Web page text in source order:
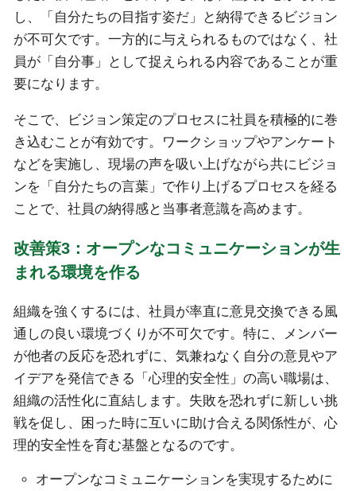
し、「自分たちの目指す姿だ」と納得できるビジョン
が不可欠です。一方的に与えられるものではなく、社
員が「自分事」として捉えられる内容であることが重
要になります。
そこで、ビジョン策定のプロセスに社員を積極的に巻
き込むことが有効です。ワークショップやアンケート
などを実施し、現場の声を吸い上げながら共にビジョ
ンを「自分たちの言葉」で作り上げるプロセスを経る
ことで、社員の納得感と当事者意識を高めます。
改善策3：オープンなコミュニケーションが生
まれる環境を作る
組織を強くするには、社員が率直に意見交換できる風
通しの良い環境づくりが不可欠です。特に、メンバー
が他者の反応を恐れずに、気兼ねなく自分の意見やア
イデアを発信できる「心理的安全性」の高い職場は、
組織の活性化に直結します。失敗を恐れずに新しい挑
戦を促し、困った時に互いに助け合える関係性が、心
理的安全性を育む基盤となるのです。
オープンなコミュニケーションを実現するために